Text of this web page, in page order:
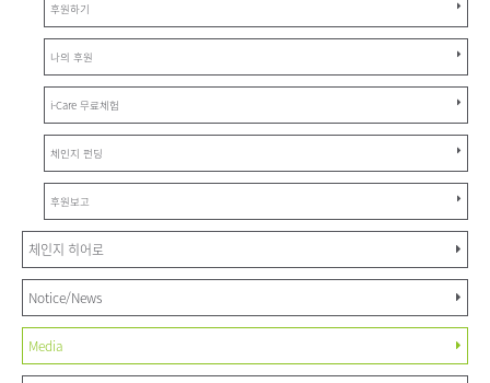
후원하기
나의 후원
i-Care 무료체험
체인지 펀딩
후원보고
체인지 히어로
Notice/News
Media